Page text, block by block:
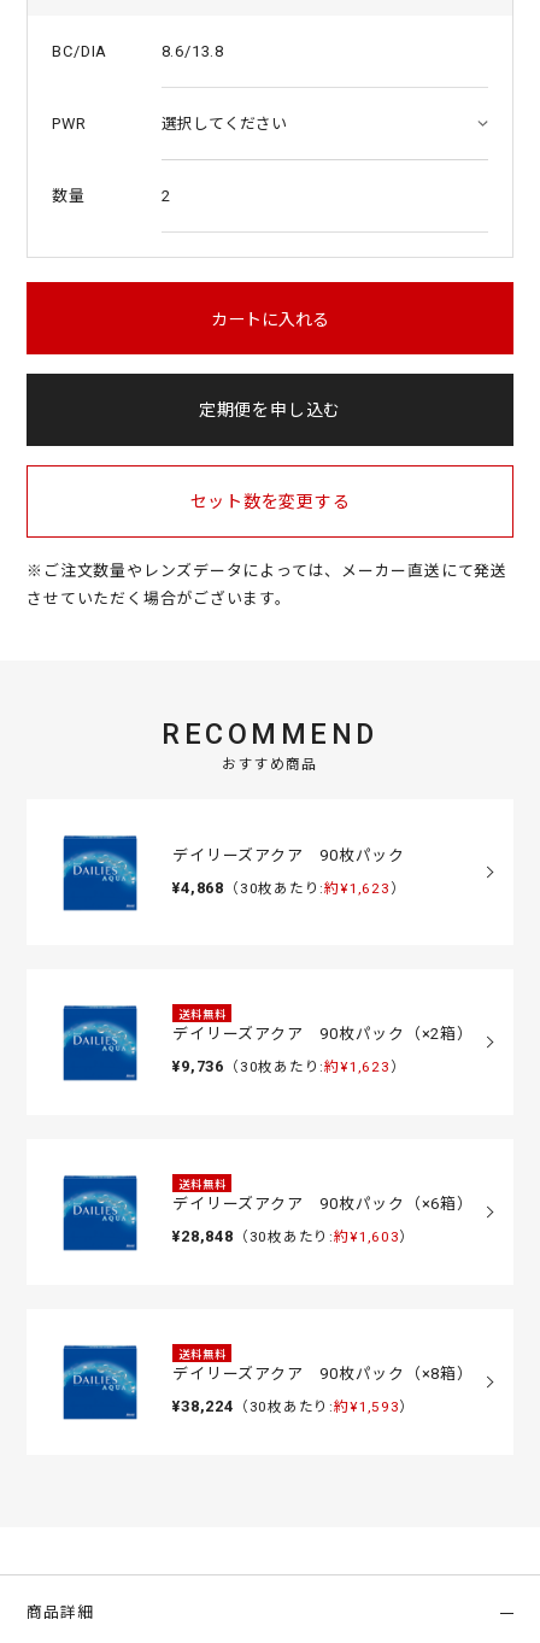
BC/DIA 8.6/13.8
PWR
数量 2
カートに入れる
定期便を申し込む
セット数を変更する
※ご注文数量やレンズデータによっては、メーカー直送にて発送
させていただく場合がございます。
RECOMMEND
おすすめ商品
デイリーズアクア 90枚パック
¥4,868 （30枚あたり:約¥1,623 ）
送料無料
デイリーズアクア 90枚パック（×2箱）
¥9,736 （30枚あたり:約¥1,623 ）
送料無料
デイリーズアクア 90枚パック（×6箱）
¥28,848 （30枚あたり:約¥1,603）
送料無料
デイリーズアクア 90枚パック（×8箱）
¥38,224 （30枚あたり:約¥1,593）
商品詳細